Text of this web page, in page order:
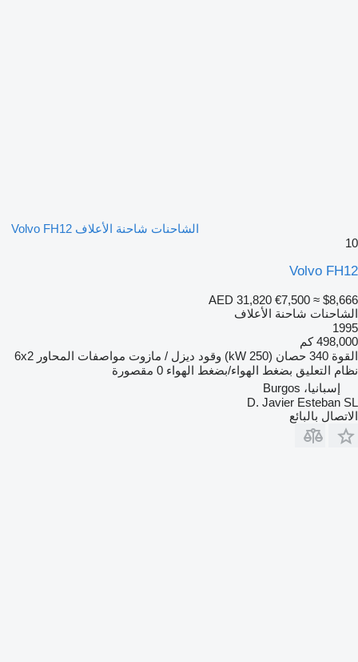
الشاحنات شاحنة الأعلاف Volvo FH12
10
Volvo FH12
AED 31,820 €7,500 ≈ $8,666
الشاحنات شاحنة الأعلاف
1995
498,000 كم
القوة 340 حصان (250 kW) وقود ديزل / مازوت مواصفات المحاور 6x2
نظام التعليق بضغط الهواء/بضغط الهواء 0 مقصورة
إسبانيا، Burgos
D. Javier Esteban SL
الاتصال بالبائع